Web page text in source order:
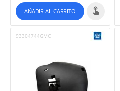
AÑADIR AL CARRITO
93304744GMC